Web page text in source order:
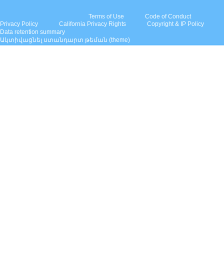
Terms of Use
Code of Conduct
Privacy Policy
California Privacy Rights
Copyright & IP Policy
Data retention summary
Ակտիվացնել ստանդարտ թեման (theme)